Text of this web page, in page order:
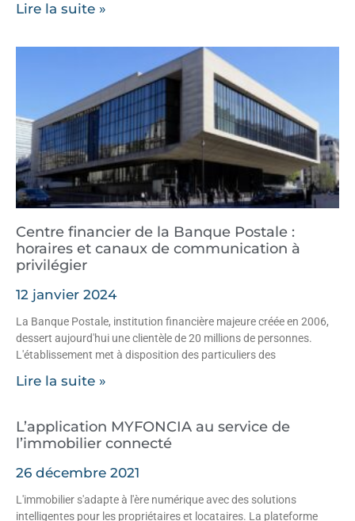
Lire la suite »
Centre financier de la Banque Postale :
horaires et canaux de communication à
privilégier
12 janvier 2024
La Banque Postale, institution financière majeure créée en 2006,
dessert aujourd'hui une clientèle de 20 millions de personnes.
L'établissement met à disposition des particuliers des
Lire la suite »
L’application MYFONCIA au service de
l’immobilier connecté
26 décembre 2021
L'immobilier s'adapte à l'ère numérique avec des solutions
intelligentes pour les propriétaires et locataires. La plateforme